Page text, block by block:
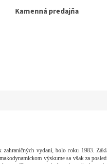
Kamenná predajňa
zahraničných vydaní, bolo roku 1983.
výskume sa však za